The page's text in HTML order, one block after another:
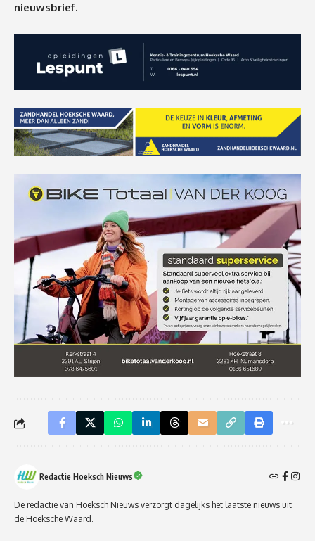
nieuwsbrief.
Redactie Hoeksch Nieuws
De redactie van Hoeksch Nieuws verzorgt dagelijks het laatste nieuws uit
de Hoeksche Waard.